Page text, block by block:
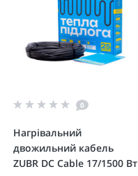
0
Нагрівальний
двожильний кабель
ZUBR DC Cable 17/1500 Вт